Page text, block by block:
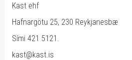
Kast ehf
Hafnargötu 25, 230 Reykjanesbæ
Sími 421 5121.
kast@kast.is